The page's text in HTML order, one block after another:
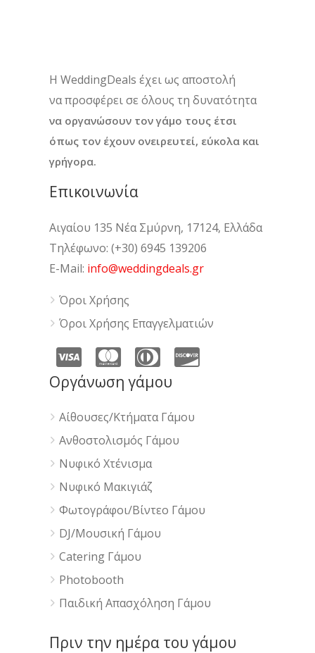
H WeddingDeals έχει ως αποστολή
να προσφέρει σε όλους τη δυνατότητα
να οργανώσουν τον γάμο τους έτσι
όπως τον έχουν ονειρευτεί, εύκολα και
γρήγορα.
Επικοινωνία
Αιγαίου 135 Νέα Σμύρνη, 17124, Ελλάδα
Τηλέφωνο: (+30) 6945 139206
E-Mail: info@weddingdeals.gr
Όροι Χρήσης
Όροι Χρήσης Επαγγελματιών
Οργάνωση γάμου
Αίθουσες/Κτήματα Γάμου
Ανθοστολισμός Γάμου
Νυφικό Χτένισμα
Νυφικό Μακιγιάζ
Φωτογράφοι/Βίντεο Γάμου
DJ/Μουσική Γάμου
Catering Γάμου
Photobooth
Παιδική Απασχόληση Γάμου
Πριν την ημέρα του γάμου